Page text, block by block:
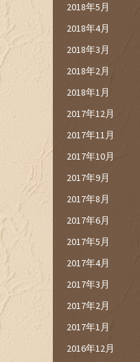
2018年5月
2018年4月
2018年3月
2018年2月
2018年1月
2017年12月
2017年11月
2017年10月
2017年9月
2017年8月
2017年6月
2017年5月
2017年4月
2017年3月
2017年2月
2017年1月
2016年12月